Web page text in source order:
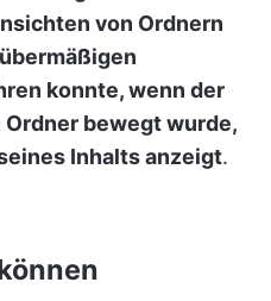
von Ordnern
konnte, wenn der
bewegt wurde,
Inhalts anzeigt.